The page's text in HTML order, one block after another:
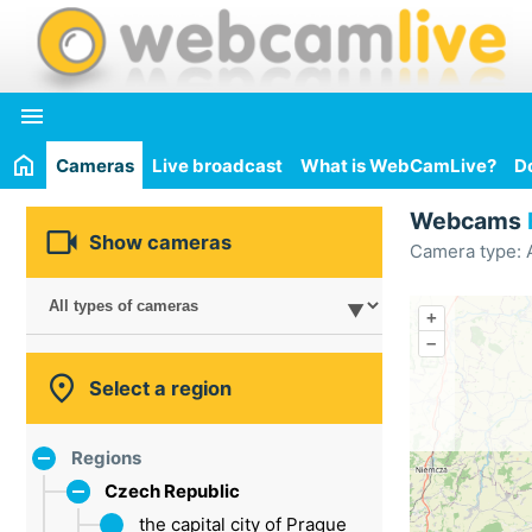

Cameras Live broadcast What is WebCamLive?
 Show cameras
 Select a region
Regions
Czech Republic
the capital city of Prague
Webcams
Camera type:
+
–